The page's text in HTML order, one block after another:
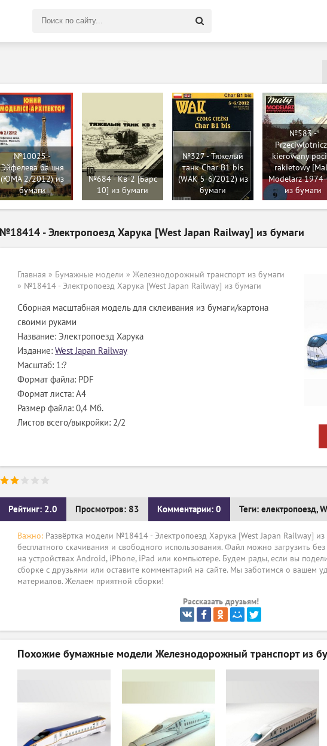
№10025 -
Эйфелева башня
(ЮМА 2/2012) из
бумаги
№684 - Кв-2 [Барс
10] из бумаги
№327 - Тяжелый
танк Char B1 bis
(WAK 5-6/2012) из
бумаги
№583 -
kierowany
rakietowy
Modelarz
из бумаги
№18414 - Электропоезд Харука [West Japan Railway] из бумаги
Главная » Бумажные модели » Железнодорожный транспорт из бумаги
» №18414 - Электропоезд Харука [West Japan Railway] из бумаги
Сборная масштабная модель для склеивания из бумаги/картона
своими руками
Название: Электропоезд Харука
Издание: West Japan Railway
Масштаб: 1:?
Формат файла: PDF
Формат листа: А4
Размер файла: 0,4 Мб.
Листов всего/выкройки: 2/2
Рейтинг: 2.0 Просмотров: 83 Комментарии: 0 Теги: електропоезд,
Важно: Развёртка модели №18414 - Электропоезд Харука [West Japan Railway] из
бесплатного скачивания и свободного использования. Файл можно загрузить
на устройствах Android, iPhone, iPad или компьютере. Будем рады, если вы
сборке с друзьями или оставите комментарий на сайте. Мы заботимся о вашем
материалов. Желаем приятной сборки!
Рассказать друзьям!
Похожие бумажные модели Железнодорожный транспорт из